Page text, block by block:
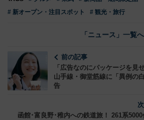
# 新オープン・注目スポット
# 観光・旅行
「ニュース」一覧へ
前の記事
「広告なのにパッケージを見
山手線・御堂筋線に「異例の
告
函館･富良野･稚内への鉄道旅！ 261系